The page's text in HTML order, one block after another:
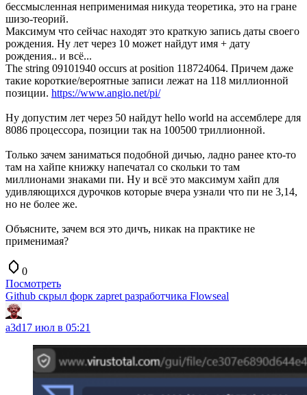
бессмысленная неприменимая никуда теоретика, это на гране
шизо-теорий.
Максимум что сейчас находят это краткую запись даты своего
рождения. Ну лет через 10 может найдут имя + дату
рождения.. и всё...
The string 09101940 occurs at position 118724064. Причем даже
такие короткие/вероятные записи лежат на 118 миллионной
позиции. https://www.angio.net/pi/
Ну допустим лет через 50 найдут hello world на ассемблере для
8086 процессора, позиции так на 100500 триллионной.
Только зачем заниматься подобной дичью, ладно ранее кто-то
там на хайпе книжку напечатал со скольки то там
миллионами знаками пи. Ну и всё это максимум хайп для
удивляющихся дурочков которые вчера узнали что пи не 3,14,
но не более же.
Объясните, зачем вся это дичъ, никак на практике не
применимая?
0
Посмотреть
Github скрыл форк zapret разработчика Flowseal
a3d17 июл в 05:21